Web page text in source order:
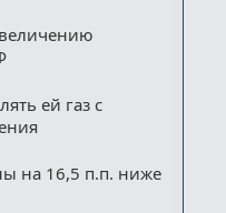
ей газ с
на 16,5 п.п. ниже